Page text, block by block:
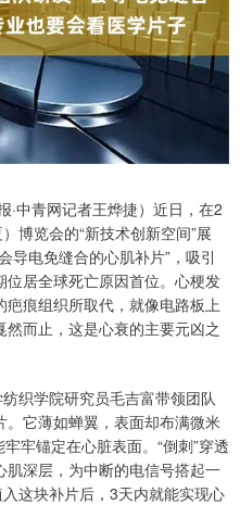
·中青网记者王烨捷）近日，在2
博览会的“新技术创新空间”展
导电免缝合的心肌补片”，吸引
居全球死亡原因首位。心梗发
痕组织所取代，就像电路板上
而止，这是心衰的主要元凶之
织学院研究员毛吉富带领团队
它薄如蝉翼，表面却布满微米
牢锚定在心脏表面。“倒刺”穿透
深层，为中断的电信号搭起一
这块补片后，3天内就能实现心